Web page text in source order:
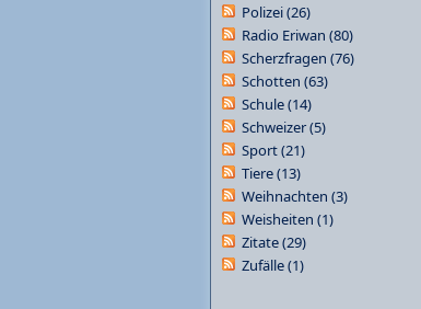
Polizei(26)
Radio Eriwan (80)
Scherzfragen (76)
Schotten (63)
Schule(14)
Schweizer(5)
Sport(21)
Tiere(13)
Weihnachten (3)
Weisheiten (1)
Zitate(29)
Zufälle(1)